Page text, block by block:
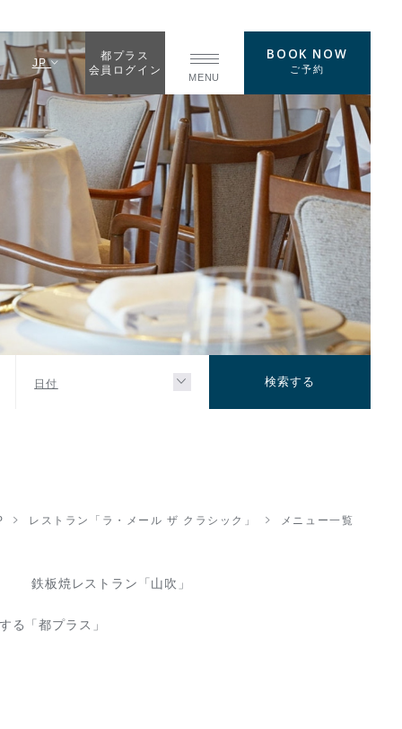
JP
都プラス
会員ログイン
MENU
BOOK NOW
ご予約
日付 検索する
レストラン「ラ・メール ザ クラシック」 メニュー一覧
鉄板焼レストラン「山吹」
る「都プラス」